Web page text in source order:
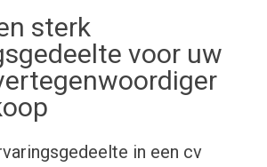
sterk
voor uw
in een cv